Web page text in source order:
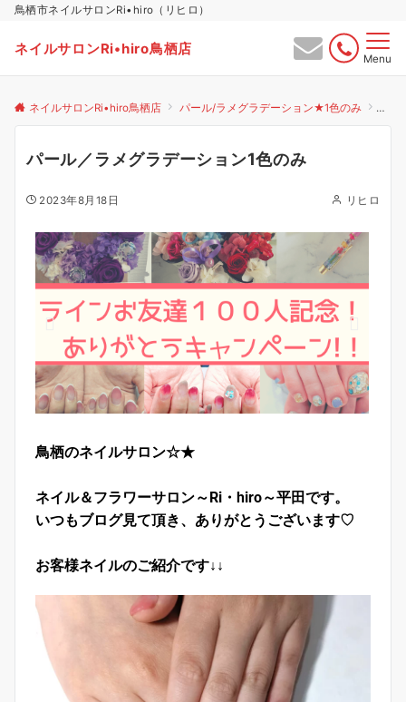
鳥栖市ネイルサロンRi•hiro（リヒロ）
ネイルサロンRi•hiro鳥栖店
Menu
ネイルサロンRi•hiro鳥栖店 パール/ラメグラデーション★1色のみ パー
パール／ラメグラデーション1色のみ
2023年8月18日 リヒロ
鳥栖のネイルサロン☆★
ネイル＆フラワーサロン～Ri・hiro～平田です。
いつもブログ見て頂き、ありがとうございます♡
お客様ネイルのご紹介です↓↓